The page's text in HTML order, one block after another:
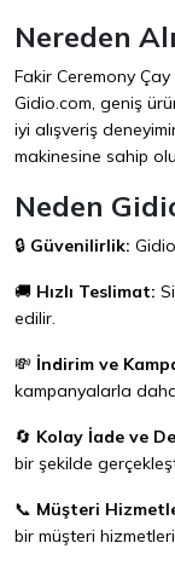
Nereden
Fakir Ceremony
Gidio.com, geniş
iyi alışveriş
makinesine sahip
Neden
🔒 Güvenilirlik:
🚚 Hızlı Teslimat:
edilir.
💸 İndirim ve
kampanyalarla
🔄 Kolay İade ve
bir şekilde
📞 Müşteri
bir müşteri